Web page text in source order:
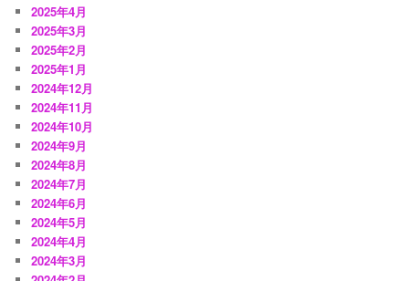
2025年4月
2025年3月
2025年2月
2025年1月
2024年12月
2024年11月
2024年10月
2024年9月
2024年8月
2024年7月
2024年6月
2024年5月
2024年4月
2024年3月